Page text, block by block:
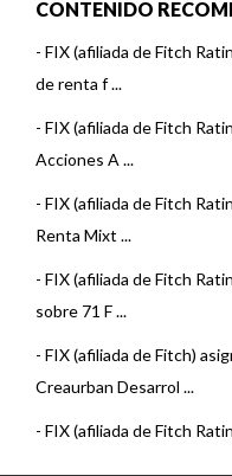
CONTENIDO
- FIX (afiliada de Fitch
de renta f ...
- FIX (afiliada de Fitch
Acciones A ...
- FIX (afiliada de Fitch
Renta Mixt ...
- FIX (afiliada de Fitch
sobre 71 F ...
- FIX (afiliada de Fitch)
Creaurban Desarrol ...
- FIX (afiliada de Fitch